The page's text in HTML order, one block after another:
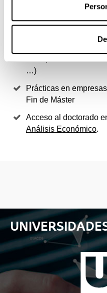
Formación
…)
Prácticas en
Fin de Máster
Acceso al doctorado
Análisis Económico.